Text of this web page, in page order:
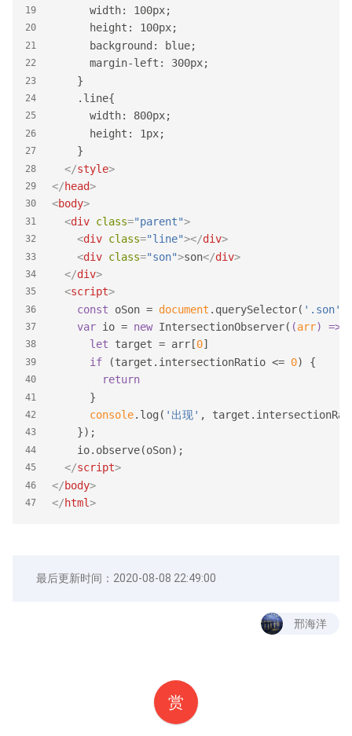
19
20
21
22
23
24
25
26
27
28
29
30
31
32
33
34
35
36
37
38
39
40
41
42
43
44
45
46
47
      width: 100px;
      height: 100px;
      background: blue;
      margin-left: 300px;
    }
    .line{
      width: 800px;
      height: 1px;
    }
</style>
</head>
<body>
<div class="parent">
<div class="line"></div>
<div class="son">son</div>
</div>
<script>
const oSon = document .querySelector( '.son'
var io = new IntersectionObserver( (arr) =>
let target = arr[0]
if (target.intersectionRatio <= 0) {
return
      }
console.log( '出现' ,
    });
    io.observe(oSon);
</script>
</body>
</html>
最后更新时间： 2020-08-08 22:49:00
邢海洋
赏